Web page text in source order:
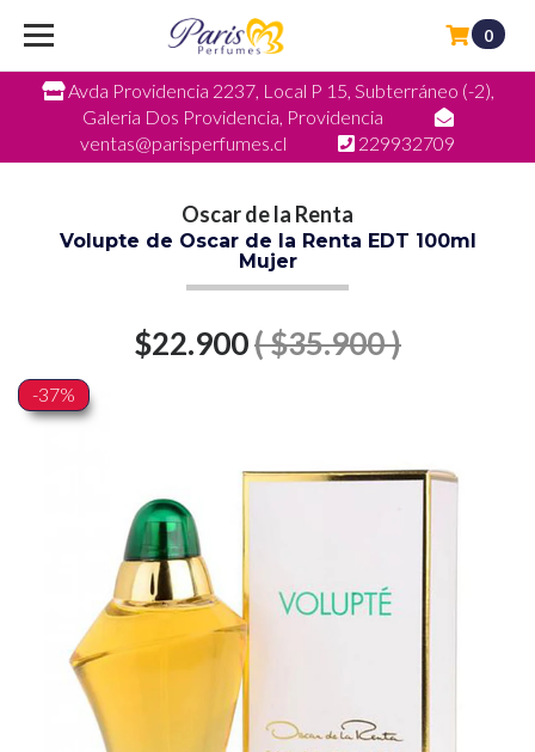
Avda Providencia 2237, Local P 15, Subterráneo (-2),
Galeria Dos Providencia, Providencia
ventas@parisperfumes.cl
229932709
0
Oscar de la Renta
Volupte de Oscar de la Renta EDT 100ml
Mujer
$22.900( $35.900 )
-37%